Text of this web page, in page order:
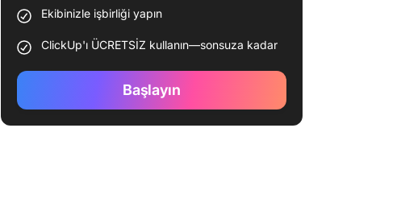
Ekibinizle işbirliği yapın
ClickUp'ı ÜCRETSİZ kullanın—sonsuza kadar
Başlayın